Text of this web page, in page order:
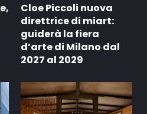
Cloe Piccoli nuova
direttrice di miart:
guiderà la fiera
d’arte di Milano dal
2027 al 2029